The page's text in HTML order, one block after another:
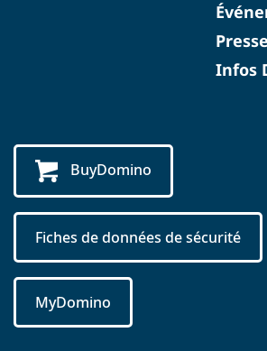
Presse
Infos
BuyDomino
Fiches de données de sécurité
MyDomino